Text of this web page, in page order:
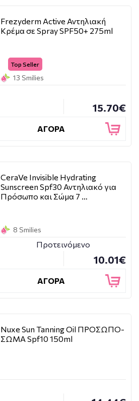
Frezyderm Active Αντηλιακή
Κρέμα σε Spray SPF50+ 275ml
Top Seller
13 Smilies
15.70€
ΑΓΟΡΑ
CeraVe Invisible Hydrating
Sunscreen Spf30 Αντηλιακό για
Πρόσωπο και Σώμα 7 …
8 Smilies
Προτεινόμενο
10.01€
ΑΓΟΡΑ
Nuxe Sun Tanning Oil ΠΡΟΣΩΠΟ-
ΣΩΜΑ Spf10 150ml